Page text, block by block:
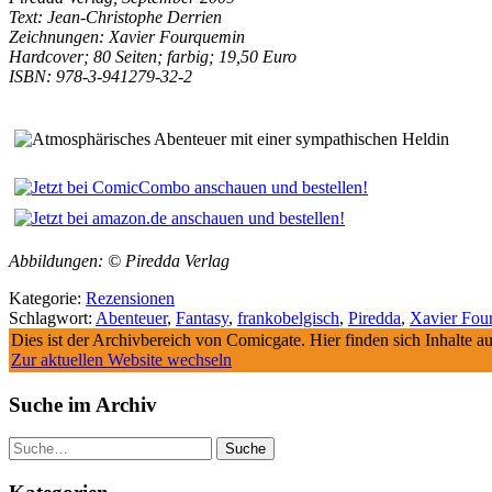
Text: Jean-Christophe Derrien
Zeichnungen: Xavier Fourquemin
Hardcover; 80 Seiten; farbig; 19,50 Euro
ISBN: 978-3-941279-32-2
Abbildungen: © Piredda Verlag
Kategorie: Rezensionen
Schlagwort: Abenteuer, Fantasy, frankobelgisch, Piredda, Xavier
Dies ist der Archivbereich von Comicgate. Hier finden sich Inhalte
Zur aktuellen Website wechseln
Suche im Archiv
Suche